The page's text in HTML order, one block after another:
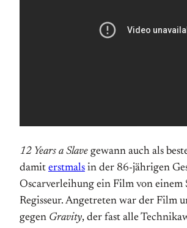
12 Years a Slave gewann auch als
damit erstmals in der 86-jährigen
Oscarverleihung ein Film von einem
Regisseur. Angetreten war der Film
gegen Gravity, der fast alle